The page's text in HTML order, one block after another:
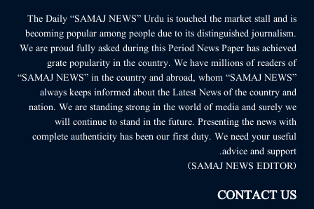
The Daily “SAMAJ NEWS” Urdu is touched the market stall and is
becoming popular among people due to its distinguished journalism.
We are proud fully asked during this Period News Paper has achieved
grate popularity in the country. We have millions of readers of
“SAMAJ NEWS” in the country and abroad, whom “SAMAJ NEWS”
always keeps informed about the Latest News of the country and
nation. We are standing strong in the world of media and surely we
will continue to stand in the future. Presenting the news with
complete authenticity has been our first duty. We need your useful
advice and support.
(SAMAJ NEWS EDITOR)
CONTACT US